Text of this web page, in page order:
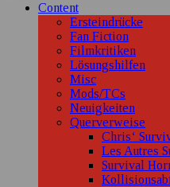
Content
Ersteindrücke
Fan Fiction
Filmkritiken
Lösungshilfen
Misc
Mods/TCs
Neuigkeiten
Querverweise
Chris‘
Les Autres
Survival